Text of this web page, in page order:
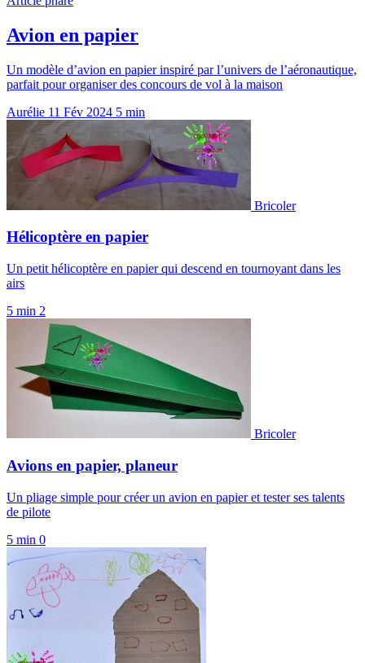
Avion en papier
Un modèle d’avion en papier inspiré par l’univers de l’aéronautique,
parfait pour organiser des concours de vol à la maison
Aurélie 11 Fév 2024 5 min
Bricoler
Hélicoptère en papier
Un petit hélicoptère en papier qui descend en tournoyant dans les
airs
5 min 2
Bricoler
Avions en papier, planeur
Un pliage simple pour créer un avion en papier et tester ses talents
de pilote
5 min 0